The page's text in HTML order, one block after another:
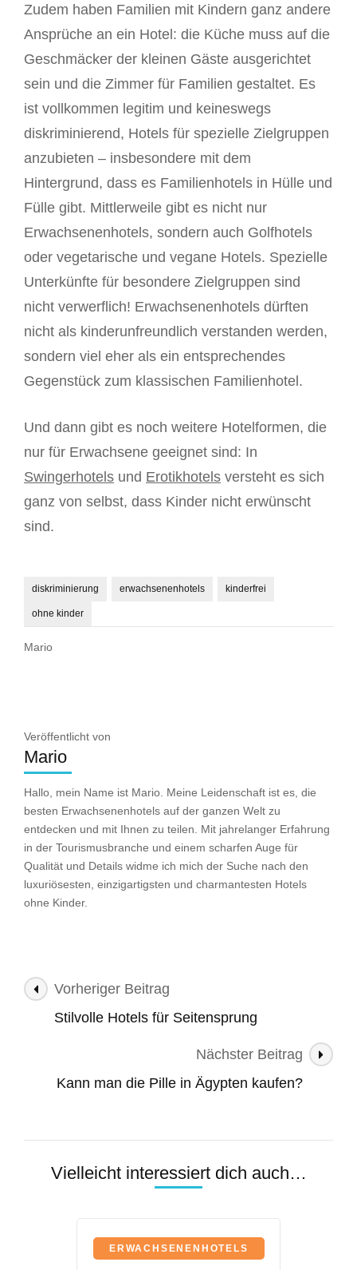
Zudem haben Familien mit Kindern ganz andere
Ansprüche an ein Hotel: die Küche muss auf die
Geschmäcker der kleinen Gäste ausgerichtet
sein und die Zimmer für Familien gestaltet. Es
ist vollkommen legitim und keineswegs
diskriminierend, Hotels für spezielle Zielgruppen
anzubieten – insbesondere mit dem
Hintergrund, dass es Familienhotels in Hülle und
Fülle gibt. Mittlerweile gibt es nicht nur
Erwachsenenhotels, sondern auch Golfhotels
oder vegetarische und vegane Hotels. Spezielle
Unterkünfte für besondere Zielgruppen sind
nicht verwerflich! Erwachsenenhotels dürften
nicht als kinderunfreundlich verstanden werden,
sondern viel eher als ein entsprechendes
Gegenstück zum klassischen Familienhotel.
Und dann gibt es noch weitere Hotelformen, die
nur für Erwachsene geeignet sind: In
Swingerhotels und Erotikhotels versteht es sich
ganz von selbst, dass Kinder nicht erwünscht
sind.
diskriminierung erwachsenenhotels kinderfrei
ohne kinder
Mario
Veröffentlicht von
Mario
Hallo, mein Name ist Mario. Meine Leidenschaft ist es, die
besten Erwachsenenhotels auf der ganzen Welt zu
entdecken und mit Ihnen zu teilen. Mit jahrelanger Erfahrung
in der Tourismusbranche und einem scharfen Auge für
Qualität und Details widme ich mich der Suche nach den
luxuriösesten, einzigartigsten und charmantesten Hotels
ohne Kinder.
Beitragsnavigation
Vorheriger Beitrag
Stilvolle Hotels für Seitensprung
Nächster Beitrag
Kann man die Pille in Ägypten kaufen?
Vielleicht interessiert dich auch…
ERWACHSENENHOTELS